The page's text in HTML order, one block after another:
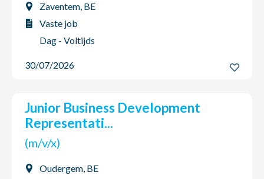
Zaventem, BE
Vaste job
Dag - Voltijds
30/07/2026
Junior Business Development
Representati...
(m/v/x)
Oudergem, BE